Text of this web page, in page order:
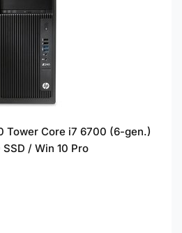
Tower Core i7 6700 (6-gen.)
/ Win 10 Pro